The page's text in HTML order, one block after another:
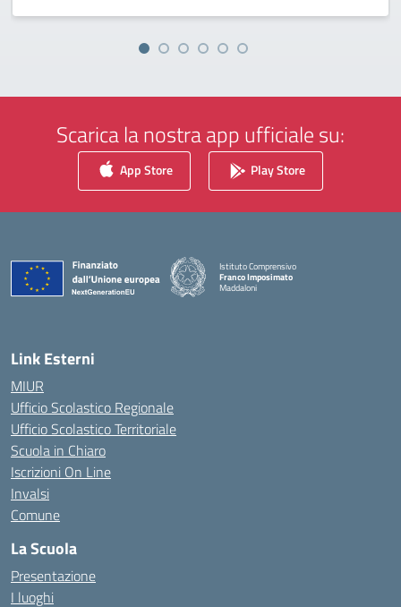
Scarica la nostra app ufficiale su:
App Store Play Store
Istituto Comprensivo
Franco Imposimato
Maddaloni
Link Esterni
MIUR
Ufficio Scolastico Regionale
Ufficio Scolastico Territoriale
Scuola in Chiaro
Iscrizioni On Line
Invalsi
Comune
La Scuola
Presentazione
I luoghi